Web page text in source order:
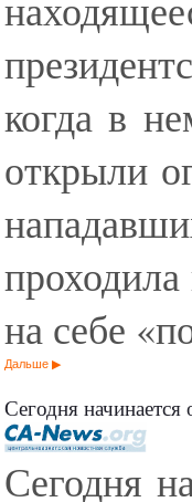
когда в
открыли
на себе
Дальше
Сегодня начинается
Сегодня